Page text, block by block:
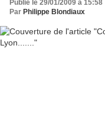
Publié le 29/01/2009 à 15:58
Par Philippe Blondiaux